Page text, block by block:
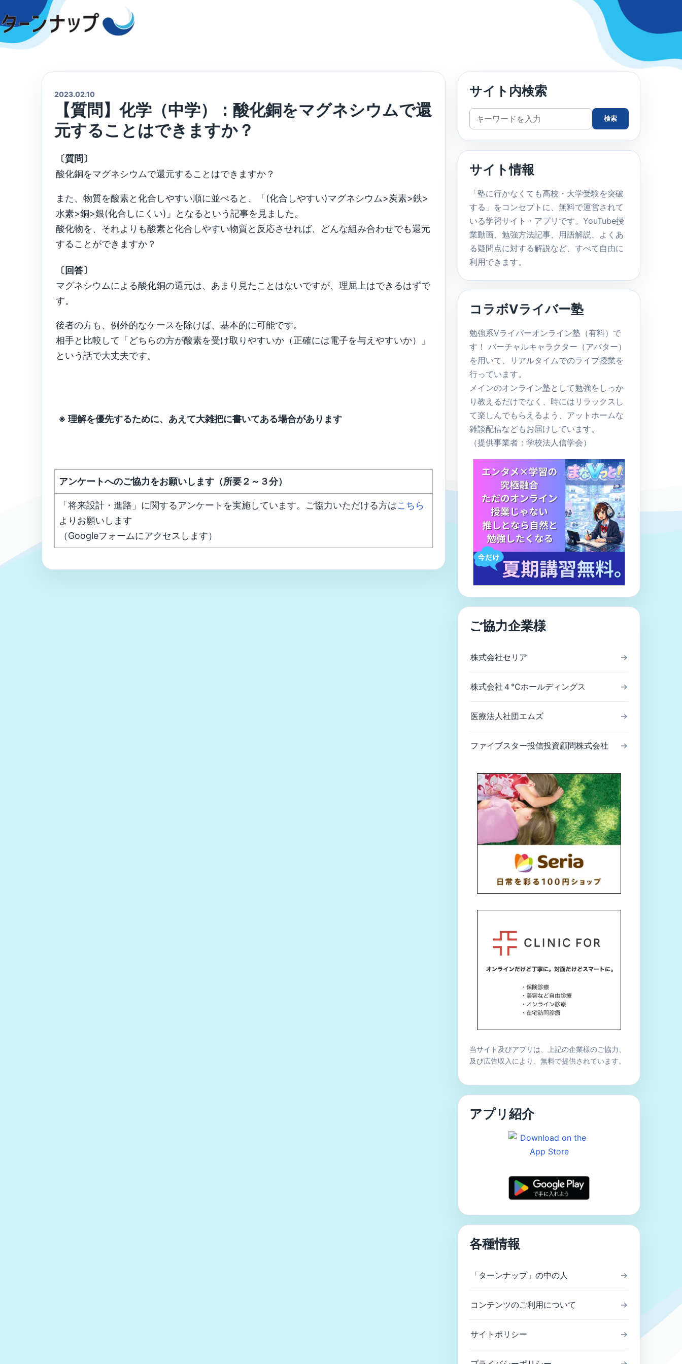
to
content
2023.02.10
【質問】化学（中学）：酸化銅をマグネシウムで還
元することはできますか？
〔質問〕
酸化銅をマグネシウムで還元することはできますか？
また、物質を酸素と化合しやすい順に並べると、「(化合しやすい)マグネシウム>炭素>鉄>
水素>銅>銀(化合しにくい)」となるという記事を見ました。
酸化物を、それよりも酸素と化合しやすい物質と反応させれば、どんな組み合わせでも還元
することができますか？
〔回答〕
マグネシウムによる酸化銅の還元は、あまり見たことはないですが、理屈上はできるはずで
す。
後者の方も、例外的なケースを除けば、基本的に可能です。
相手と比較して「どちらの方が酸素を受け取りやすいか（正確には電子を与えやすいか）」
という話で大丈夫です。
※ 理解を優先するために、あえて大雑把に書いてある場合があります
アンケートへのご協力をお願いします（所要２～３分）
「将来設計・進路」に関するアンケートを実施しています。ご協力いただける方はこちら
よりお願いします
（Googleフォームにアクセスします）
サイト内検索
サ
イ
ト
検
検索
サイト情報
「塾に行かなくても高校・大学受験を突破
する」をコンセプトに、無料で運営されて
いる学習サイト・アプリです。YouTube授
業動画、勉強方法記事、用語解説、よくあ
る疑問点に対する解説など、すべて自由に
利用できます。
コラボVライバー塾
勉強系Vライバーオンライン塾（有料）で
す！ バーチャルキャラクター（アバター）
を用いて、リアルタイムでのライブ授業を
行っています。
メインのオンライン塾として勉強をしっか
り教えるだけでなく、時にはリラックスし
て楽しんでもらえるよう、アットホームな
雑談配信などもお届けしています。
（提供事業者：学校法人信学会）
ご協力企業様
株式会社セリア →
株式会社４℃ホールディングス →
医療法人社団エムズ →
ファイブスター投信投資顧問株式会社 →
当サイト及びアプリは、上記の企業様のご協力、
及び広告収入により、無料で提供されています。
アプリ紹介
各種情報
「ターンナップ」の中の人 →
コンテンツのご利用について →
サイトポリシー →